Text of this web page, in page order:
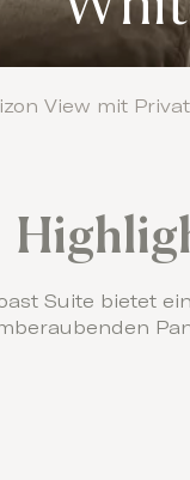
View mit
Suite bietet